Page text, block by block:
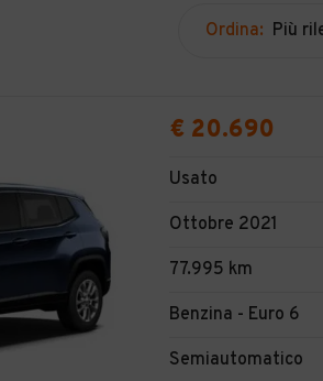
Ordina: Più
€ 20.690
Usato
Ottobre 2021
77.995 km
Benzina - Euro 6
Semiautomatico